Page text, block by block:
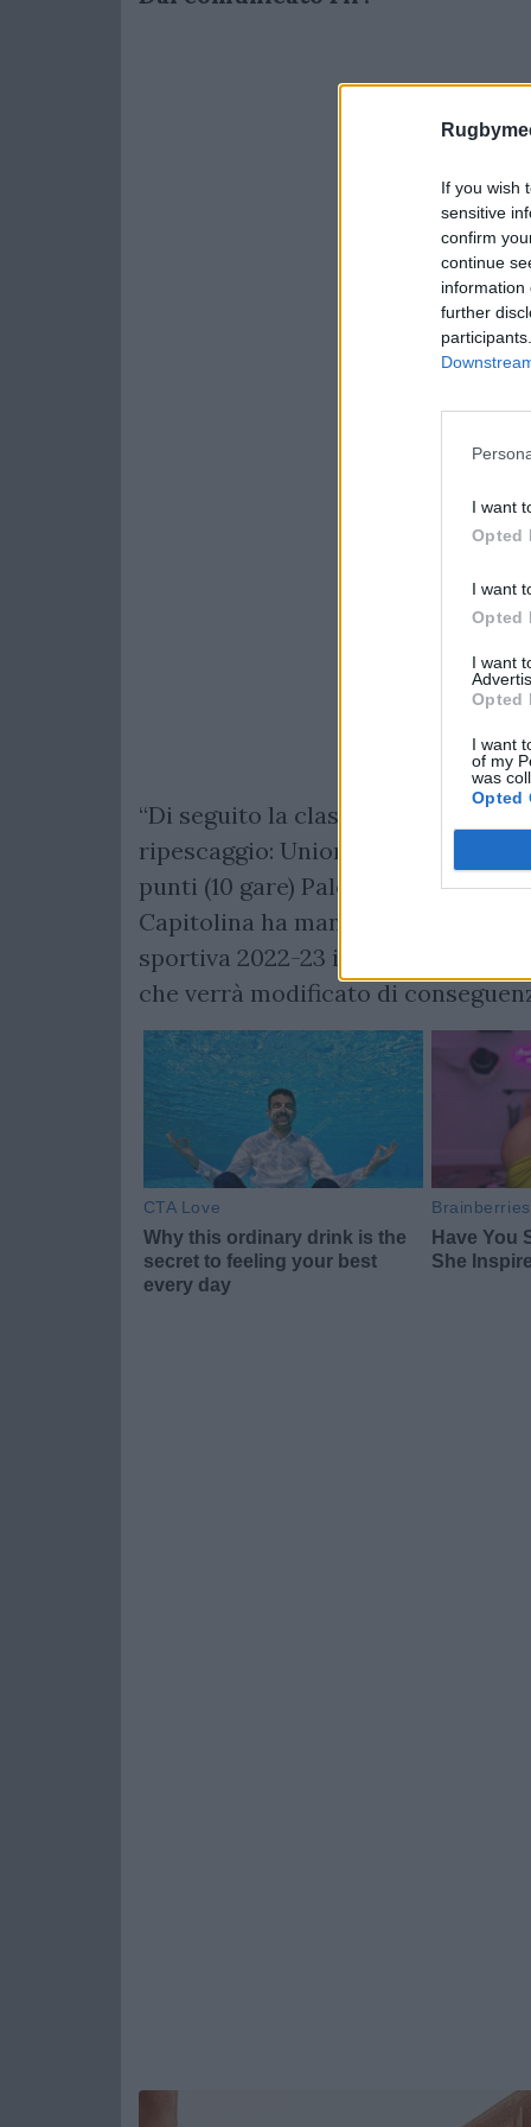
If you wish
sensitive
confirm
continue
information
further
I want
Opted
I want
Opted
I want
Opted
I want
of my
was
Opted
“Di seguito la classifica 2021/22 di
ripescaggio: Unione Rugby
punti (10 gare) Palermo Rugby 28
Capitolina ha manifestato la
sportiva 2022-23 inserita nel
che verrà modificato di